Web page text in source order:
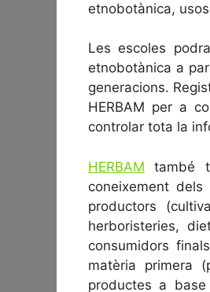
etnobotànica,
Les escoles
etnobotànica a
generacions.
HERBAM per a
controlar tota la
HERBAM també
coneixement
productors
herboristeries,
consumidors
matèria primera
productes a